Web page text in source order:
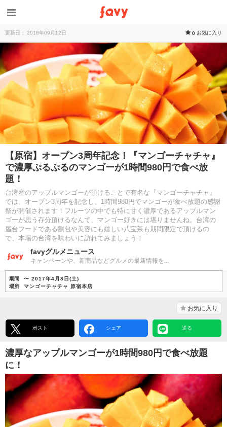
更新日： 2018年09月12日 0 お気に入り
【原宿】オープン3周年記念！『マンゴーチャチャ』
で濃厚ぷるぷるのマンゴーが1時間980円で食べ放
題！
台湾産のアップルマンゴーが頂けることで有名な『マンゴーチャチャ』
では、オープン3周年を記念し、1時間980円でマンゴーが食べ放題の感謝
祭が開催されます！フルーツの中でも特に甘く濃厚であるアップルマン
ゴーが思う存分頂けるなんて、マンゴー好きには堪りませんね。台湾の
屋台フードである割包や美容にも嬉しい八宝茶も期間限定で頂けるの
で、本場の台湾を味わいに訪れてみましょう！
favyグルメニュース
キャンペーンや、新商品などグルメの最新情報を...
期間
〜 2017年4月8日(土)
場所
マンゴーチャチャ 原宿本店
お気に入り
ポスト シェア 送る
濃厚なアップルマンゴーが1時間980円で食べ放題
に！